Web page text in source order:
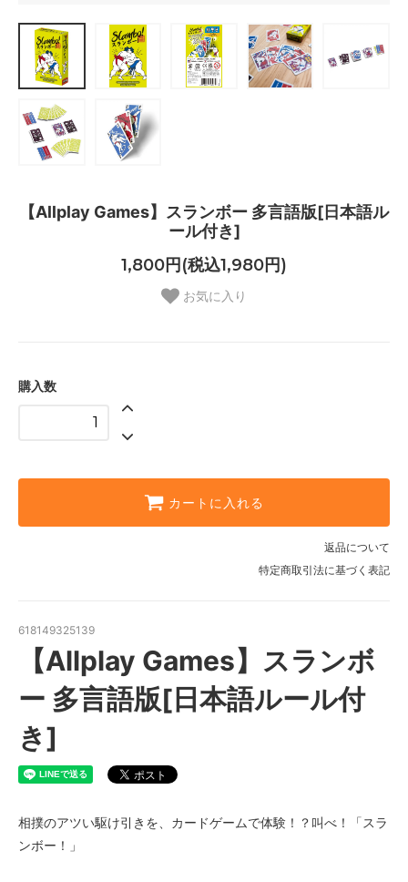
【Allplay Games】スランボー 多言語版[日本語ル
ール付き]
1,800円(税込1,980円)
お気に入り
購入数
カートに入れる
返品について
特定商取引法に基づく表記
618149325139
【Allplay Games】スランボ
ー 多言語版[日本語ルール付
き]
相撲のアツい駆け引きを、カードゲームで体験！？叫べ！「スラ
ンボー！」